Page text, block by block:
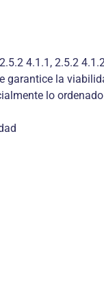
4.1.1, 2.5.2
la
lo